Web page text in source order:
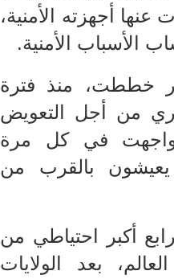
أجهزته الأمنية،
الأسباب الأمنية.
خططت، منذ فترة
من أجل التعويض
واجهت في كل مرة
بالقرب من
أكبر احتياطي من
بعد الولايات